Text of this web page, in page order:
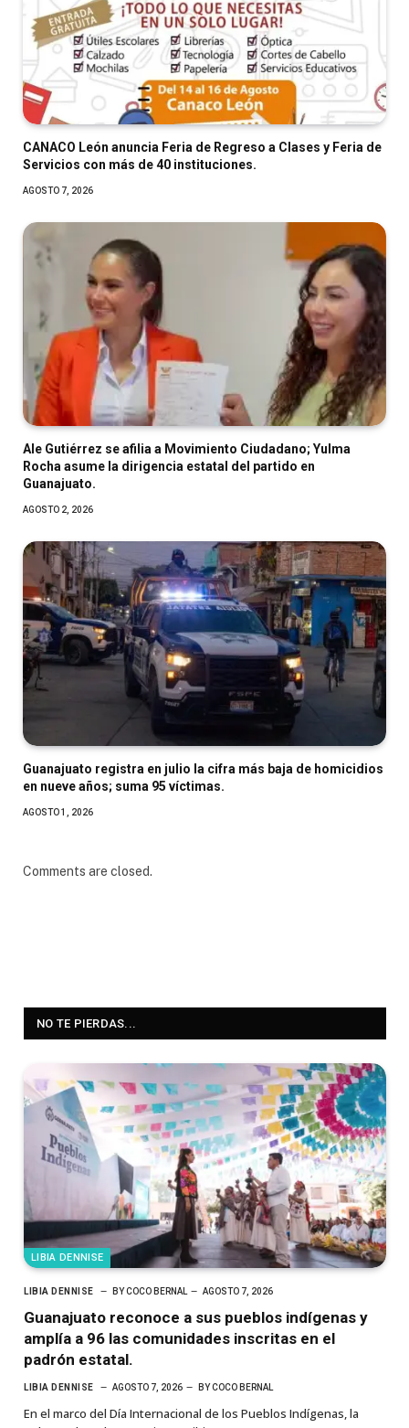
CANACO León anuncia Feria de Regreso a Clases y Feria de
Servicios con más de 40 instituciones.
AGOSTO 7, 2026
Ale Gutiérrez se afilia a Movimiento Ciudadano; Yulma
Rocha asume la dirigencia estatal del partido en
Guanajuato.
AGOSTO 2, 2026
Guanajuato registra en julio la cifra más baja de homicidios
en nueve años; suma 95 víctimas.
AGOSTO 1, 2026
Comments are closed.
NO TE PIERDAS...
LIBIA DENNISE
LIBIA DENNISE BY COCO BERNAL AGOSTO 7, 2026
Guanajuato reconoce a sus pueblos indígenas y
amplía a 96 las comunidades inscritas en el
padrón estatal.
LIBIA DENNISE AGOSTO 7, 2026 BY COCO BERNAL
En el marco del Día Internacional de los Pueblos Indígenas, la